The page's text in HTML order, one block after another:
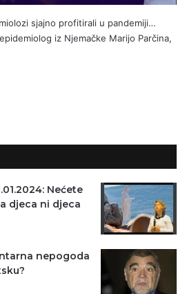
sjajno profitirali u pandemiji…
iz Njemačke Marijo Parčina,
Nećete
djeca ni djeca
nepogoda